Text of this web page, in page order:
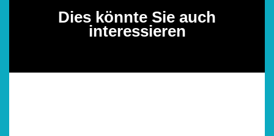
Dies könnte Sie auch
interessieren